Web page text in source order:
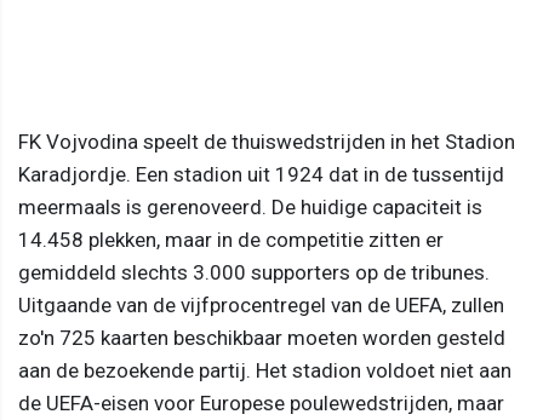
FK Vojvodina speelt de thuiswedstrijden in het Stadion
Karadjordje. Een stadion uit 1924 dat in de tussentijd
meermaals is gerenoveerd. De huidige capaciteit is
14.458 plekken, maar in de competitie zitten er
gemiddeld slechts 3.000 supporters op de tribunes.
Uitgaande van de vijfprocentregel van de UEFA, zullen
zo'n 725 kaarten beschikbaar moeten worden gesteld
aan de bezoekende partij. Het stadion voldoet niet aan
de UEFA-eisen voor Europese poulewedstrijden, maar